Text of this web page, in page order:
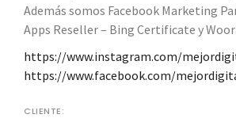
Además somos Facebook Marketing
Apps Reseller – Bing Certificate y
https://www.instagram.com/
https://www.facebook.com/
CLIENTE: